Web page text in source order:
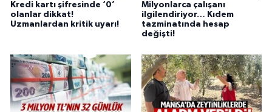
Kredi kartı şifresinde ‘0’
olanlar dikkat!
Uzmanlardan kritik uyarı!
Milyonlarca çalışanı
ilgilendiriyor… Kıdem
tazminatında hesap
değişti!